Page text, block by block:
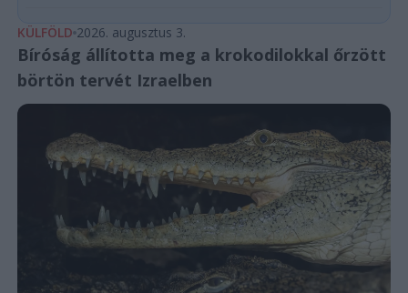
KÜLFÖLD 2026. augusztus 3.
Bíróság állította meg a krokodilokkal őrzött
börtön tervét Izraelben